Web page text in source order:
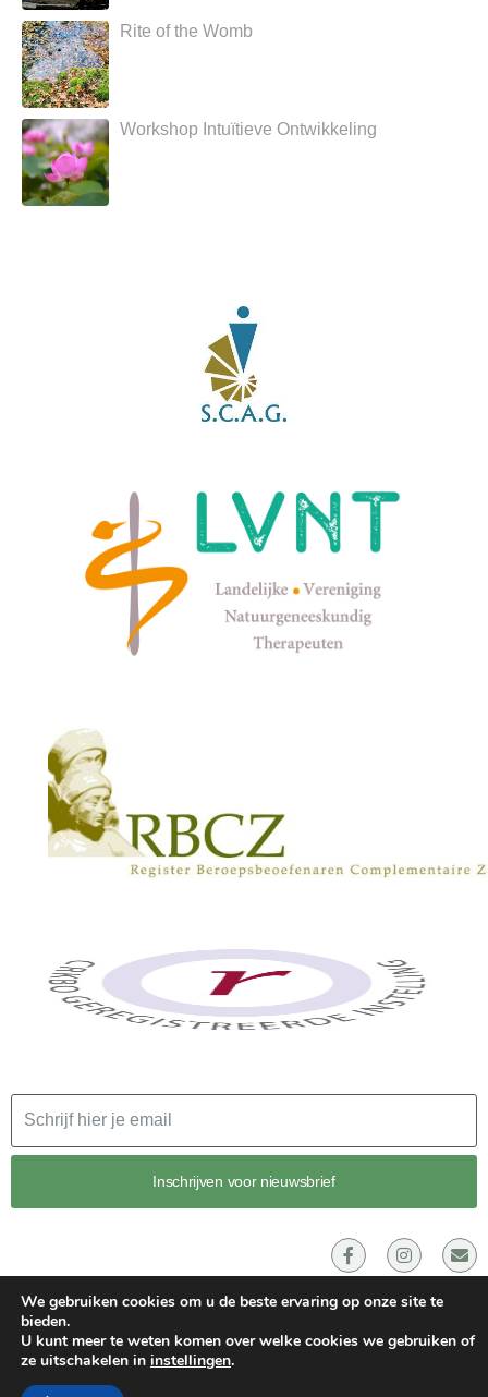
Rite of the Womb
Workshop Intuïtieve Ontwikkeling
Inschrijven voor nieuwsbrief
We gebruiken cookies om u de beste ervaring op onze site te
bieden.
U kunt meer te weten komen over welke cookies we gebruiken of
ze uitschakelen in instellingen.